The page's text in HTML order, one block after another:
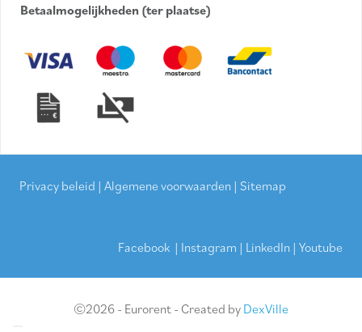
Betaalmogelijkheden (ter plaatse)
Privacy beleid | Algemene voorwaarden | Sitemap
Facebook | Instagram | LinkedIn | Youtube
©2026 - Eurorent - Created by DexVille